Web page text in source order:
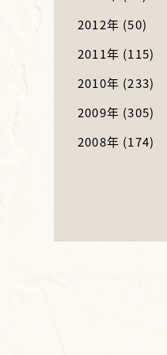
2012年 (50)
2011年 (115)
2010年 (233)
2009年 (305)
2008年 (174)